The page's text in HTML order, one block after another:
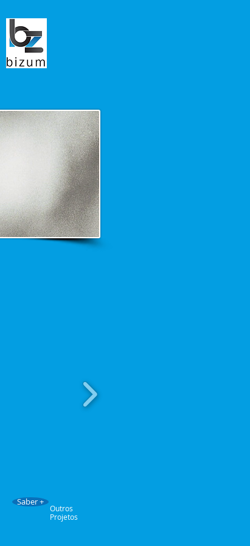
Saber +
Outros
Projetos